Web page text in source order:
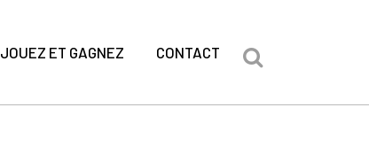
JOUEZ ET GAGNEZ CONTACT